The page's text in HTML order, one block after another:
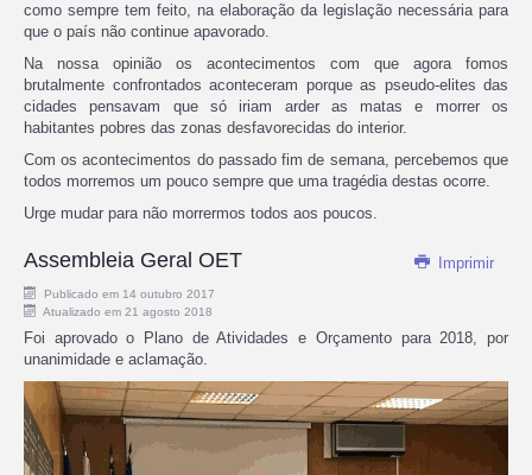
como sempre tem feito, na elaboração da legislação necessária para
que o país não continue apavorado.
Na nossa opinião os acontecimentos com que agora fomos
brutalmente confrontados aconteceram porque as pseudo-elites das
cidades pensavam que só iriam arder as matas e morrer os
habitantes pobres das zonas desfavorecidas do interior.
Com os acontecimentos do passado fim de semana, percebemos que
todos morremos um pouco sempre que uma tragédia destas ocorre.
Urge mudar para não morrermos todos aos poucos.
Imprimir
Assembleia Geral OET
Publicado em 14 outubro 2017
Atualizado em 21 agosto 2018
Foi aprovado o Plano de Atividades e Orçamento para 2018, por
unanimidade e aclamação.